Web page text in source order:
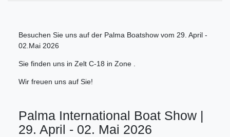
Besuchen Sie uns auf der Palma Boatshow vom 29. April -
02.Mai 2026
Sie finden uns in Zelt C-18 in Zone .
Wir freuen uns auf Sie!
Palma International Boat Show |
29. April - 02. Mai 2026